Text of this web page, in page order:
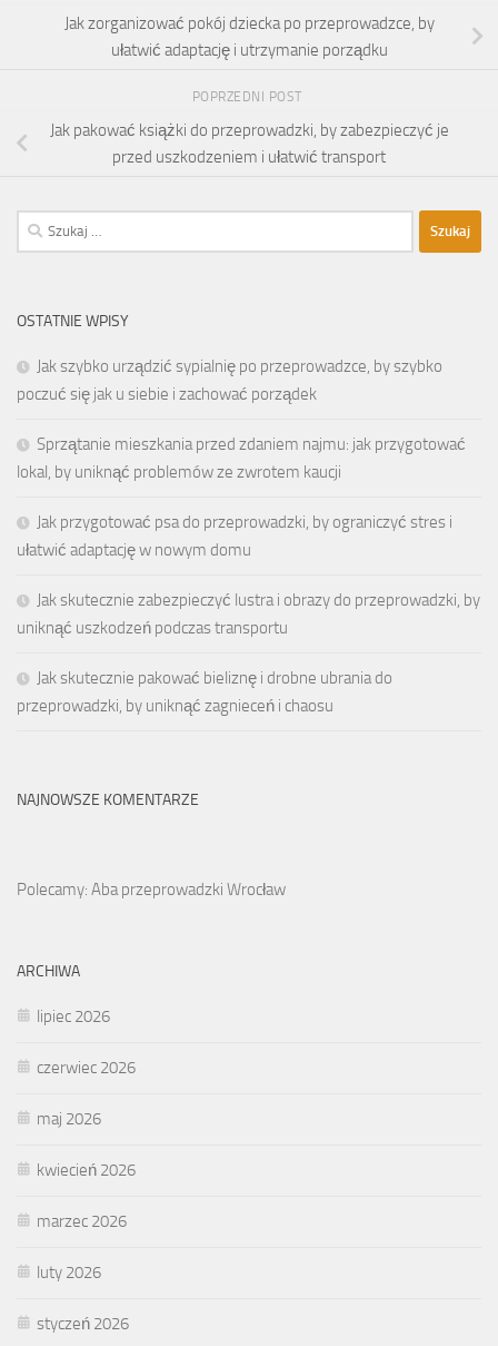
Jak zorganizować pokój dziecka po przeprowadzce, by
ułatwić adaptację i utrzymanie porządku
POPRZEDNI POST
Jak pakować książki do przeprowadzki, by zabezpieczyć je
przed uszkodzeniem i ułatwić transport
Szukaj:
OSTATNIE WPISY
Jak szybko urządzić sypialnię po przeprowadzce, by szybko
poczuć się jak u siebie i zachować porządek
Sprzątanie mieszkania przed zdaniem najmu: jak przygotować
lokal, by uniknąć problemów ze zwrotem kaucji
Jak przygotować psa do przeprowadzki, by ograniczyć stres i
ułatwić adaptację w nowym domu
Jak skutecznie zabezpieczyć lustra i obrazy do przeprowadzki, by
uniknąć uszkodzeń podczas transportu
Jak skutecznie pakować bieliznę i drobne ubrania do
przeprowadzki, by uniknąć zagnieceń i chaosu
NAJNOWSZE KOMENTARZE
Polecamy: Aba przeprowadzki Wrocław
ARCHIWA
lipiec 2026
czerwiec 2026
maj 2026
kwiecień 2026
marzec 2026
luty 2026
styczeń 2026